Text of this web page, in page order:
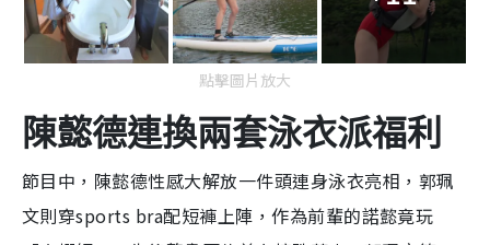
點擊圖片放大
陳懿德連換兩套泳衣派福利
節目中，陳懿德性感大解放一件頭連身泳衣亮相，郭珮
文則穿sports bra配短褲上陣，作為前輩的諾懿竟玩